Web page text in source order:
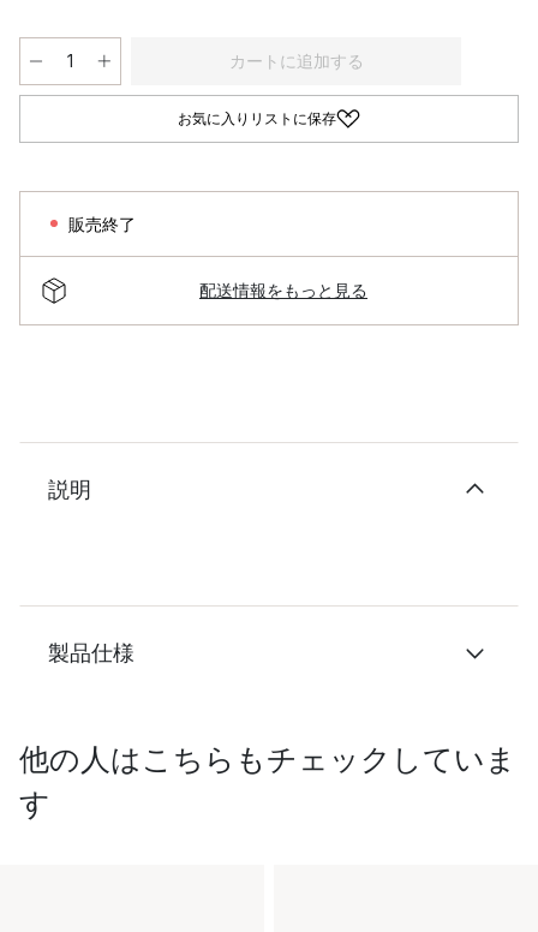
カートに追加する
お気に入りリストに保存
販売終了
配送情報をもっと見る
説明
製品仕様
他の人はこちらもチェックしていま
す